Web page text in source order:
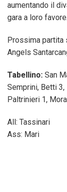
aumentando il
gara a loro favore.
Prossima partita
Angels
Tabellino: San
Semprini, Betti
Paltrinieri 1,
All: Tassinari
Ass: Mari